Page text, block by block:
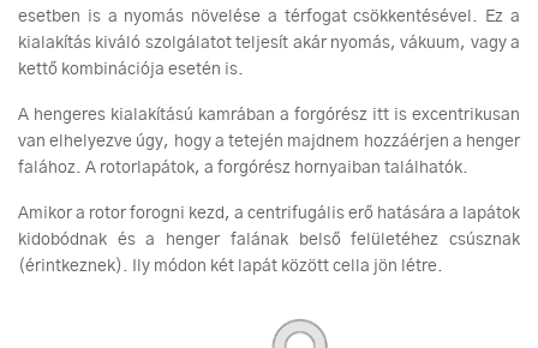
esetben is a nyomás növelése a térfogat csökkentésével. Ez a
kialakítás kiváló szolgálatot teljesít akár nyomás, vákuum, vagy a
kettő kombinációja esetén is.
A hengeres kialakítású kamrában a forgórész itt is excentrikusan
van elhelyezve úgy, hogy a tetején majdnem hozzáérjen a henger
falához. A rotorlapátok, a forgórész hornyaiban találhatók.
Amikor a rotor forogni kezd, a centrifugális erő hatására a lapátok
kidobódnak és a henger falának belső felületéhez csúsznak
(érintkeznek). Ily módon két lapát között cella jön létre.